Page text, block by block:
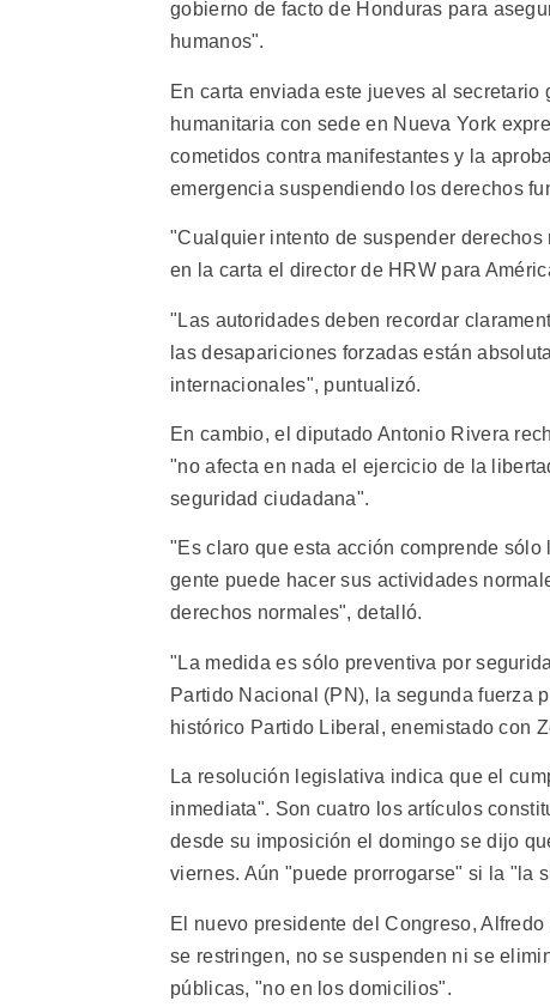
gobierno de facto de Honduras para
humanos".
En carta enviada este jueves al
humanitaria con sede en Nueva York
cometidos contra manifestantes y la
emergencia suspendiendo los derechos
"Cualquier intento de suspender
en la carta el director de HRW para
"Las autoridades deben recordar
las desapariciones forzadas están
internacionales", puntualizó.
En cambio, el diputado Antonio Rivera
"no afecta en nada el ejercicio de la
seguridad ciudadana".
"Es claro que esta acción comprende
gente puede hacer sus actividades
derechos normales", detalló.
"La medida es sólo preventiva por
Partido Nacional (PN), la segunda fuerza
histórico Partido Liberal, enemistado con
La resolución legislativa indica que el
inmediata". Son cuatro los artículos
desde su imposición el domingo se dijo
viernes. Aún "puede prorrogarse" si la "la
El nuevo presidente del Congreso,
se restringen, no se suspenden ni se
públicas, "no en los domicilios".